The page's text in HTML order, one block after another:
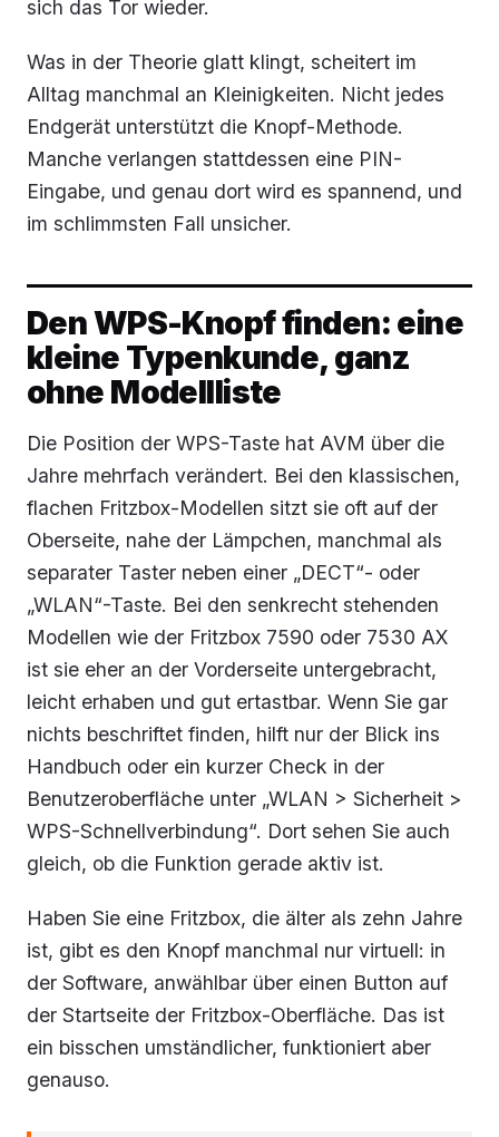
sich das Tor wieder.
Was in der Theorie glatt klingt, scheitert im
Alltag manchmal an Kleinigkeiten. Nicht jedes
Endgerät unterstützt die Knopf-Methode.
Manche verlangen stattdessen eine PIN-
Eingabe, und genau dort wird es spannend, und
im schlimmsten Fall unsicher.
Den WPS-Knopf finden: eine
kleine Typenkunde, ganz
ohne Modellliste
Die Position der WPS-Taste hat AVM über die
Jahre mehrfach verändert. Bei den klassischen,
flachen Fritzbox-Modellen sitzt sie oft auf der
Oberseite, nahe der Lämpchen, manchmal als
separater Taster neben einer „DECT“- oder
„WLAN“-Taste. Bei den senkrecht stehenden
Modellen wie der Fritzbox 7590 oder 7530 AX
ist sie eher an der Vorderseite untergebracht,
leicht erhaben und gut ertastbar. Wenn Sie gar
nichts beschriftet finden, hilft nur der Blick ins
Handbuch oder ein kurzer Check in der
Benutzeroberfläche unter „WLAN > Sicherheit >
WPS-Schnellverbindung“. Dort sehen Sie auch
gleich, ob die Funktion gerade aktiv ist.
Haben Sie eine Fritzbox, die älter als zehn Jahre
ist, gibt es den Knopf manchmal nur virtuell: in
der Software, anwählbar über einen Button auf
der Startseite der Fritzbox-Oberfläche. Das ist
ein bisschen umständlicher, funktioniert aber
genauso.